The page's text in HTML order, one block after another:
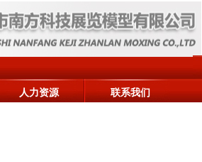
人力资源 联系我们